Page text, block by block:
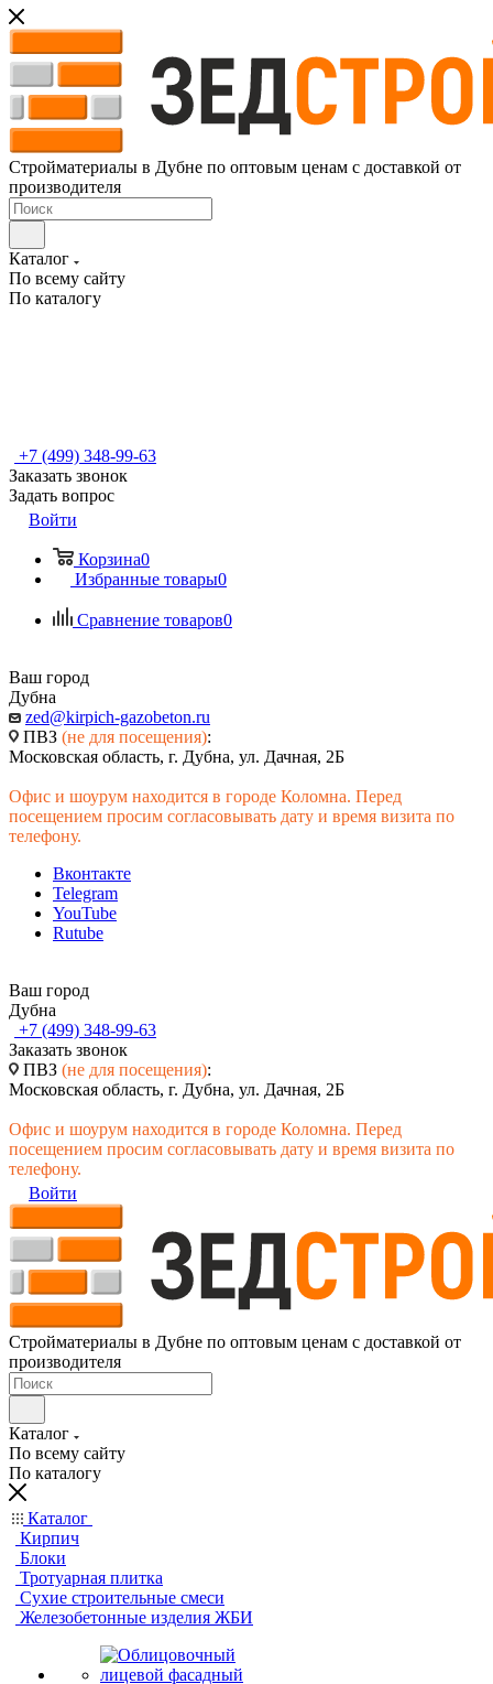
Стройматериалы в Дубне по оптовым ценам с доставкой от
производителя
Каталог
По всему сайту
По каталогу
+7 (499) 348-99-63
Заказать звонок
Задать вопрос
Войти
Корзина0
Избранные товары0
Сравнение товаров0
Ваш город
Дубна
zed@kirpich-gazobeton.ru
ПВЗ (не для посещения):
Московская область, г. Дубна, ул. Дачная, 2Б
Офис и шоурум находится в городе Коломна. Перед
посещением просим согласовывать дату и время визита по
телефону.
Вконтакте
Telegram
YouTube
Rutube
Ваш город
Дубна
+7 (499) 348-99-63
Заказать звонок
ПВЗ (не для посещения):
Московская область, г. Дубна, ул. Дачная, 2Б
Офис и шоурум находится в городе Коломна. Перед
посещением просим согласовывать дату и время визита по
телефону.
Войти
Стройматериалы в Дубне по оптовым ценам с доставкой от
производителя
Каталог
По всему сайту
По каталогу
Каталог
Кирпич
Блоки
Тротуарная плитка
Сухие строительные смеси
Железобетонные изделия ЖБИ